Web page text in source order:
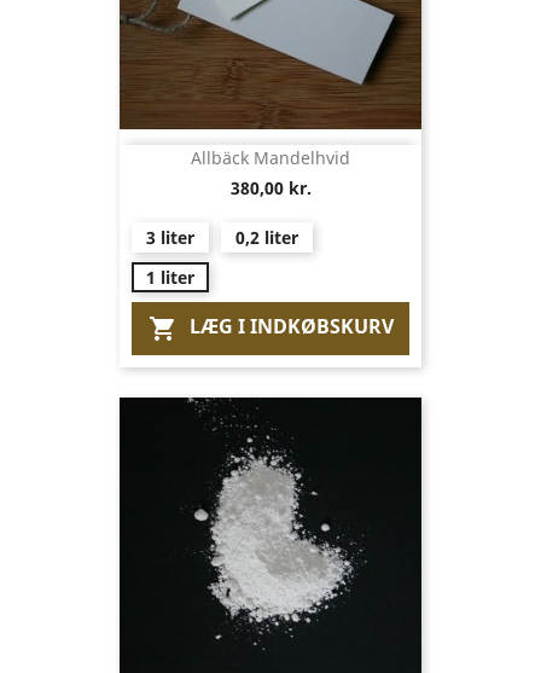
Allbäck Mandelhvid
380,00 kr.
3 liter
0,2 liter
1 liter
 LÆG I INDKØBSKURV